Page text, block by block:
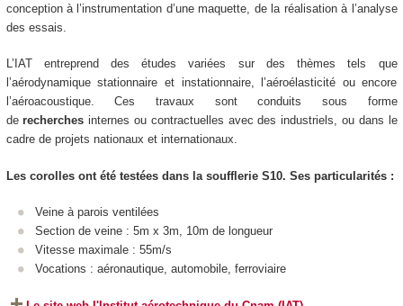
conception à l’instrumentation d’une maquette, de la réalisation à l’analyse
des essais.
L’IAT entreprend des études variées sur des thèmes tels que
l’aérodynamique stationnaire et instationnaire, l’aéroélasticité ou encore
l’aéroacoustique. Ces travaux sont conduits sous forme
derecherches internes ou contractuelles avec des industriels, ou dans le
cadre de projets nationaux et internationaux.
Les corolles ont été testées dans la soufflerie S10. Ses particularités :
Veine à parois ventilées
Section de veine : 5m x 3m, 10m de longueur
Vitesse maximale : 55m/s
Vocations : aéronautique, automobile, ferroviaire